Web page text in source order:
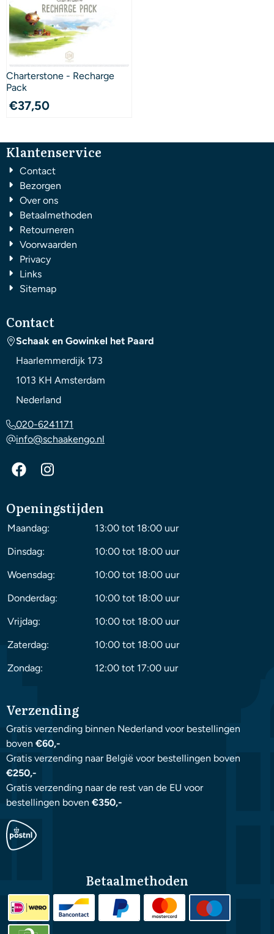
Charterstone - Recharge
Pack
€37,50
Klantenservice
Contact
Bezorgen
Over ons
Betaalmethoden
Retourneren
Voorwaarden
Privacy
Links
Sitemap
Contact
Schaak en Gowinkel het Paard
Haarlemmerdijk 173
1013 KH Amsterdam
Nederland
020-6241171
info@schaakengo.nl
Openingstijden
Maandag:
13:00 tot 18:00 uur
Dinsdag:
10:00 tot 18:00 uur
Woensdag:
10:00 tot 18:00 uur
Donderdag:
10:00 tot 18:00 uur
Vrijdag:
10:00 tot 18:00 uur
Zaterdag:
10:00 tot 18:00 uur
Zondag:
12:00 tot 17:00 uur
Verzending
Gratis verzending binnen Nederland voor bestellingen
boven €60,-
Gratis verzending naar België voor bestellingen boven
€250,-
Gratis verzending naar de rest van de EU voor
bestellingen boven €350,-
Betaalmethoden